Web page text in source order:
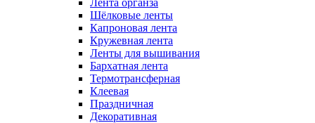
Шёлковые ленты
Капроновая лента
Кружевная лента
Ленты для вышивания
Бархатная лента
Термотрансферная
Клеевая
Праздничная
Декоративная